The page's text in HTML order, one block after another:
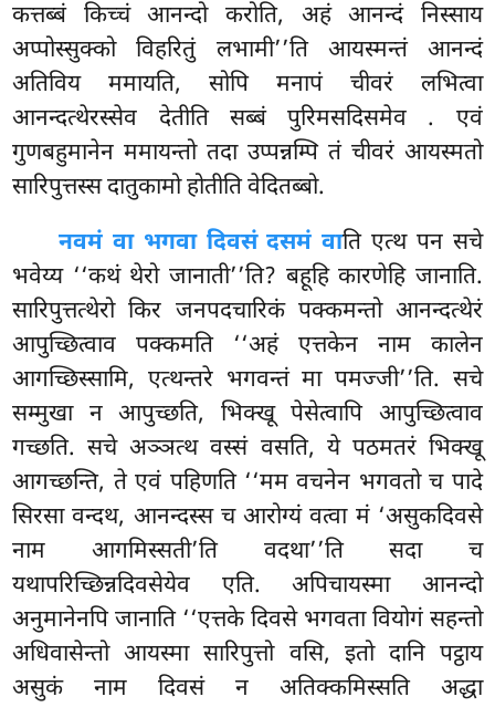
कत्तब्बं किच्चं आनन्दो करोति, अहंआनन्दं निस्साय
अप्पोस्सुक्को विहरितुं लभामी’’ति आयस्मन्तं आनन्दं
अतिविय ममायति, सोपि मनापं चीवरं लभित्वा
आनन्दत्थेरस्सेव देतीति सब्बं पुरिमसदिसमेव . एवं
गुणबहुमानेन ममायन्तो तदा उप्पन्नम्पि तं चीवरं आयस्मतो
सारिपुत्तस्स दातुकामो होतीति वेदितब्बो.
नवमं वा भगवा दिवसं दसमं वाति एत्थ पन सचे
भवेय्य ‘‘कथं थेरो जानाती’’ति? बहूहि कारणेहि जानाति.
सारिपुत्तत्थेरो किर जनपदचारिकं पक्कमन्तो आनन्दत्थेरं
आपुच्छित्वाव पक्कमति ‘‘अहं एत्तकेन नाम कालेन
आगच्छिस्सामि, एत्थन्तरे भगवन्तं मा पमज्जी’’ति. सचे
सम्मुखा न आपुच्छति, भिक्खू पेसेत्वापि आपुच्छित्वाव
गच्छति. सचे अञ्ञत्थ वस्सं वसति, ये पठमतरं भिक्खू
आगच्छन्ति, ते एवं पहिणति ‘‘मम वचनेन भगवतो च पादे
सिरसा वन्दथ, आनन्दस्स च आरोग्यं वत्वा मं ‘असुकदिवसे
नाम आगमिस्सती’ति वदथा’’ति सदा च
यथापरिच्छिन्नदिवसेयेव एति. अपिचायस्मा आनन्दो
अनुमानेनपि जानाति ‘‘एत्तके दिवसे भगवता वियोगं सहन्तो
अधिवासेन्तो आयस्मा सारिपुत्तो वसि, इतो दानि पट्ठाय
असुकं नाम दिवसं न अतिक्कमिस्सति अद्धा